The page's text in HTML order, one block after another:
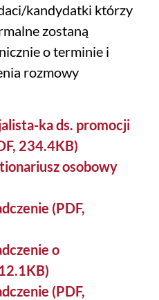
kandydatki którzy
zostaną
o terminie i
rozmowy
ka ds. promocji
234.4KB)
osobowy
(PDF,
o
(PDF,